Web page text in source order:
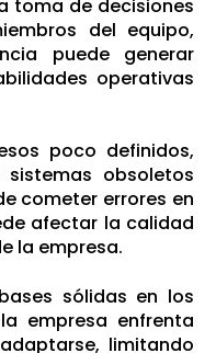
toma de decisiones
del equipo,
puede generar
operativas
poco definidos,
obsoletos
cometer errores en
afectar la calidad
la empresa.
sólidas en los
empresa enfrenta
limitando